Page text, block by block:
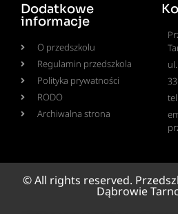
Dodatkowe
informacje
O przedszkolu
Regulamin przedszkola
Polityka prywatności
RODO
Archiwalna strona
© All rights reserved.
Dąbrowie